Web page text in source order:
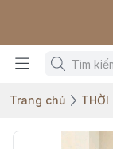
Trang chủ THỜI